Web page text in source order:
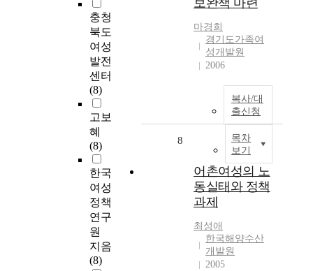
충청
북도
여성
발전
센터
(8)
고보
혜
(8)
한국
여성
정책
연구
원
지음
(8)
보완책 마련
마경희
경기도가족여
성개발원
2006
복사/대
출신청
목차
보기
8
어촌여성의 노
동실태와 정책
과제
최성애
한국해양수산
개발원
2005